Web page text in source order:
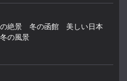
絶景 冬の函館 美しい日本
の風景